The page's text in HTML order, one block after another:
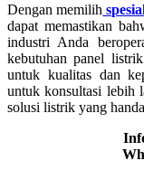
Dengan memilih
dapat memastikan
industri Anda
kebutuhan panel
untuk kualitas dan
untuk konsultasi lebih
solusi listrik yang